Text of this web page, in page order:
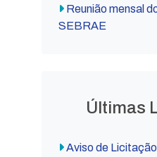
Reunião mensal
SEBRAE
Últimas
Aviso de